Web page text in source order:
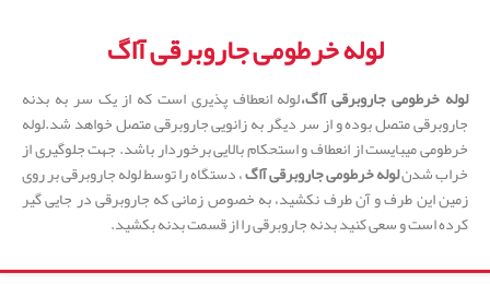
لوله خرطومی جاروبرقی آاگ
لوله خرطومی جاروبرقی آاگ،لوله انعطاف پذیری است که از یک سر به بدنه
جاروبرقی متصل بوده و از سر دیگر به زانویی جاروبرقی متصل خواهد شد.لوله
خرطومی میبایست از انعطاف و استحکام بالایی برخوردار باشد. جهت جلوگیری از
خراب شدنلوله خرطومی جاروبرقی آاگ، دستگاه را توسط لوله جاروبرقی بر روی
زمین این طرف و آن طرف نکشید، به خصوص زمانی که جاروبرقی در جایی گیر
کرده است و سعی کنید بدنه جاروبرقی را از قسمت بدنه بکشید.